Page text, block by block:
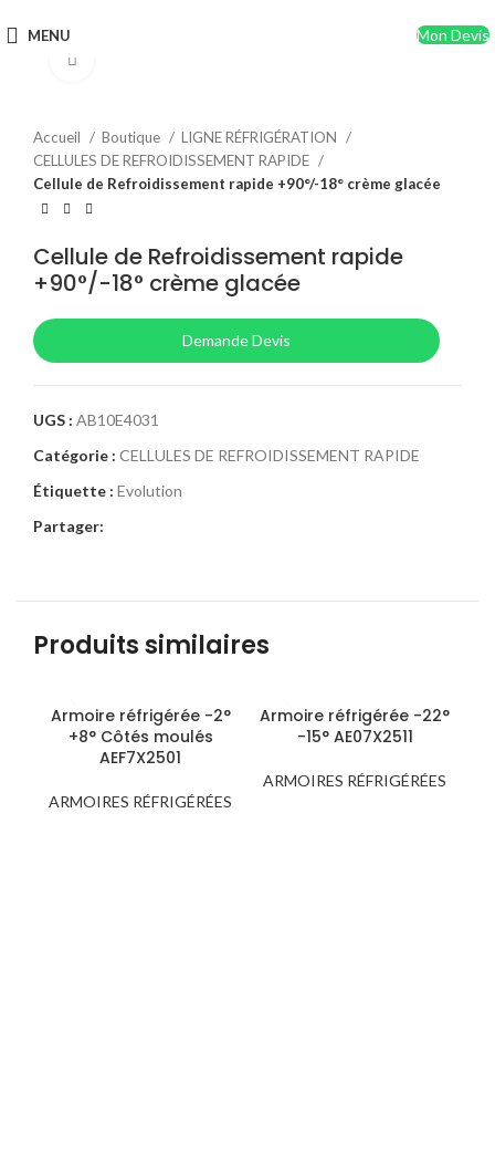
MENU Mon Devis
Accueil Boutique
LIGNE RÉFRIGÉRATION
CELLULES DE REFROIDISSEMENT RAPIDE
Cellule de Refroidissement rapide +90°/-18° crème glacée
Cellule de Refroidissement rapide
+90°/-18° crème glacée
Demande Devis
UGS : AB10E4031
Catégorie : CELLULES DE REFROIDISSEMENT RAPIDE
Étiquette : Evolution
Partager:
Produits similaires
Armoire réfrigérée -2°
+8° Côtés moulés
AEF7X2501
ARMOIRES RÉFRIGÉRÉES
Armoire réfrigérée -22°
-15° AE07X2511
ARMOIRES RÉFRIGÉRÉES